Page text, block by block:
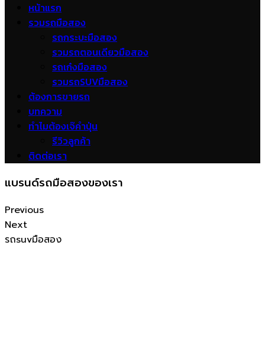
หน้าแรก
รวมรถมือสอง
รถกระบะมือสอง
รวมรถตอนเดียวมือสอง
รถเก๋งมือสอง
รวมรถSUVมือสอง
ต้องการขายรถ
บทความ
ทำไมต้องเจ๊คำปุ่น
รีวิวลูกค้า
ติดต่อเรา
แบรนด์รถมือสองของเรา
Previous
Next
รถsuvมือสอง